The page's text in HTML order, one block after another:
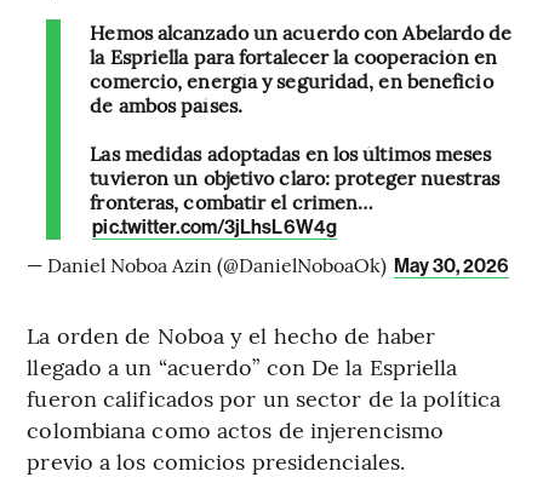
Hemos alcanzado un acuerdo con Abelardo de
la Espriella para fortalecer la cooperación en
comercio, energía y seguridad, en beneficio
de ambos países.
Las medidas adoptadas en los últimos meses
tuvieron un objetivo claro: proteger nuestras
fronteras, combatir el crimen…
pic.twitter.com/3jLhsL6W4g
— Daniel Noboa Azin (@DanielNoboaOk) May 30, 2026
La orden de Noboa y el hecho de haber
llegado a un “acuerdo” con De la Espriella
fueron calificados por un sector de la política
colombiana como actos de injerencismo
previo a los comicios presidenciales.